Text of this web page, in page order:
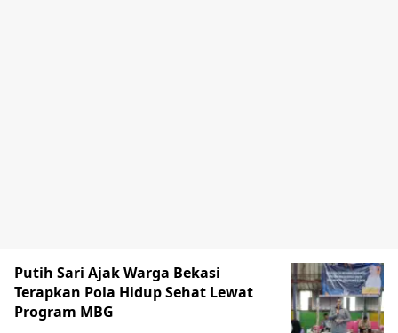
Putih Sari Ajak Warga Bekasi
Terapkan Pola Hidup Sehat Lewat
Program MBG